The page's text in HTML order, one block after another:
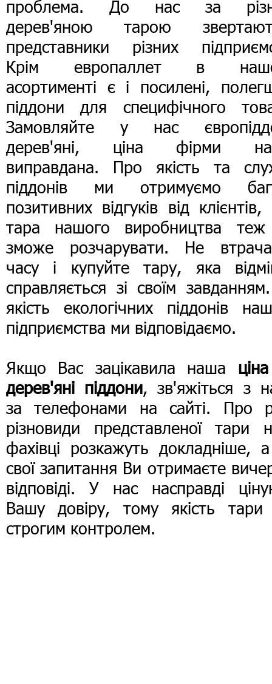
проблема. До нас за
дерев'яною тарою
представники різних
Крім европаллет в
асортименті є і посилені,
піддони для специфічного
Замовляйте у нас
дерев'яні, ціна фірми
виправдана. Про якість та
піддонів ми отримуємо
позитивних відгуків від
тара нашого виробництва
зможе розчарувати. Не
часу і купуйте тару, яка
справляється зі своїм
якість екологічних піддонів
підприємства ми відповідаємо.
Якщо Вас зацікавила наша
дерев'яні піддони, зв'яжіться з
за телефонами на сайті. Про
різновиди представленої тари
фахівці розкажуть докладніше,
свої запитання Ви отримаєте
відповіді. У нас насправді
Вашу довіру, тому якість тари
строгим контролем.